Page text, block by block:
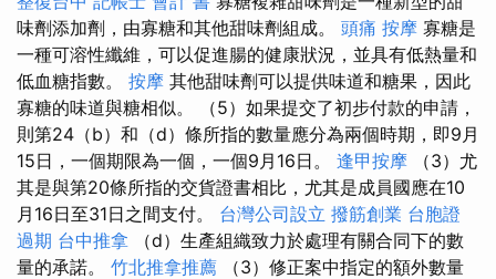
味劑添加劑，由寡糖和其他甜味劑組成。 頭痛 按摩 寡糖是
一種可溶性纖維，可以促進腸的健康狀況，並具有低熱量和
低血糖指數。 按摩 其他甜味劑可以提供味道和糖果，因此
寡糖的味道與糖相似。 （5）如果提交了初步付款的申請，
則第24（b）和（d）條所指的數量應分為兩個時期，即9月
15日，一個期限為一個，一個9月16日。 逢甲按摩 （3）尤
其是與第20條所指的交貨證書相比，尤其是成員國應在10
月16日至31日之間支付。 台灣公司設立 撥筋創業 台胞證
過期 台中推拿 （d）生產組織致力於處理有關合同下的數
量的承諾。 竹北推拿推薦 （3）修正案中指定的額外數量